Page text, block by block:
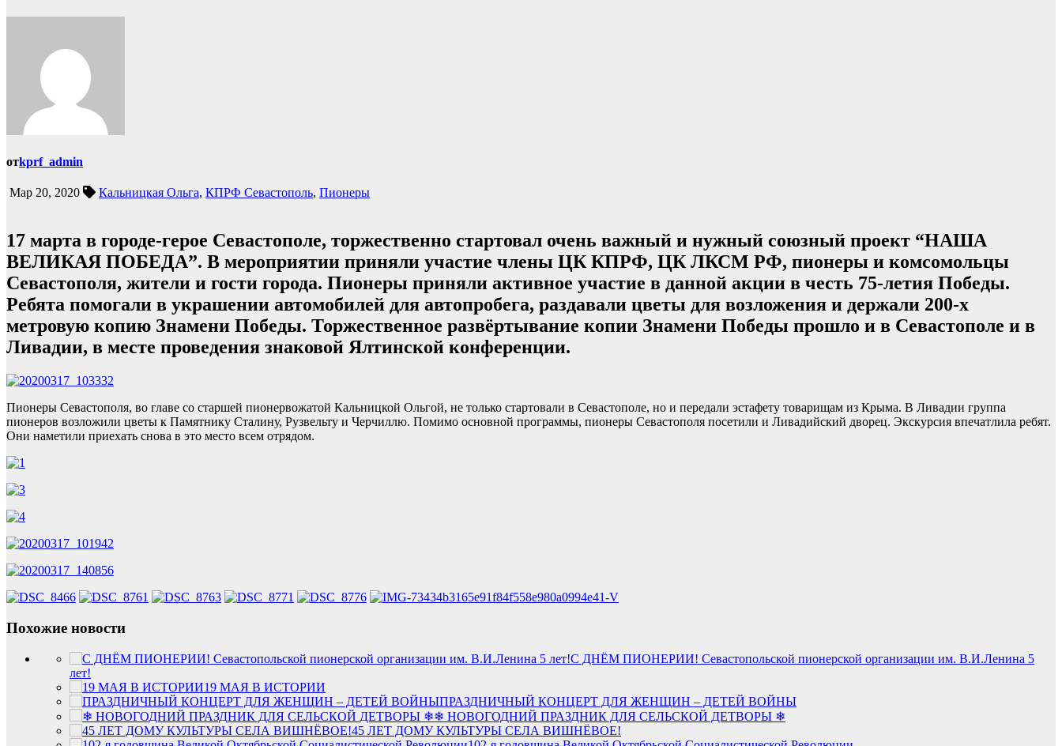
отkprf_admin
Мар 20, 2020 Кальницкая Ольга, КПРФ Севастополь, Пионеры
17 марта в городе-герое Севастополе, торжественно стартовал очень важный и нужный союзный проект “НАША
ВЕЛИКАЯ ПОБЕДА”. В мероприятии приняли участие члены ЦК КПРФ, ЦК ЛКСМ РФ, пионеры и комсомольцы
Севастополя, жители и гости города. Пионеры приняли активное участие в данной акции в честь 75-летия Победы.
Ребята помогали в украшении автомобилей для автопробега, раздавали цветы для возложения и держали 200-х
метровую копию Знамени Победы. Торжественное развёртывание копии Знамени Победы прошло и в Севастополе и в
Ливадии, в месте проведения знаковой Ялтинской конференции.
Пионеры Севастополя, во главе со старшей пионервожатой Кальницкой Ольгой, не только стартовали в Севастополе, но и передали эстафету товарищам из Крыма. В Ливадии группа
пионеров возложили цветы к Памятнику Сталину, Рузвельту и Черчиллю. Помимо основной программы, пионеры Севастополя посетили и Ливадийский дворец. Экскурсия впечатлила ребят.
Они наметили приехать снова в это место всем отрядом.
Похожие новости
С ДНЁМ ПИОНЕРИИ! Севастопольской пионерской организации им. В.И.Ленина 5
лет!
19 МАЯ В ИСТОРИИ
ПРАЗДНИЧНЫЙ КОНЦЕРТ ДЛЯ ЖЕНЩИН – ДЕТЕЙ ВОЙНЫ
❄ НОВОГОДНИЙ ПРАЗДНИК ДЛЯ СЕЛЬСКОЙ ДЕТВОРЫ ❄
45 ЛЕТ ДОМУ КУЛЬТУРЫ СЕЛА ВИШНЁВОЕ!